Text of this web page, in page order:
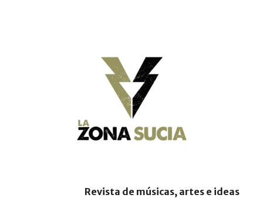
Revista de músicas, artes e ideas